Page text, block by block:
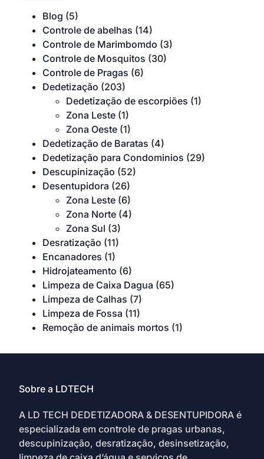
Blog (5)
Controle de abelhas (14)
Controle de Marimbomdo (3)
Controle de Mosquitos (30)
Controle de Pragas (6)
Dedetização (203)
Dedetização de escorpiões (1)
Zona Leste (1)
Zona Oeste (1)
Dedetização de Baratas (4)
Dedetização para Condominios (29)
Descupinização (52)
Desentupidora (26)
Zona Leste (6)
Zona Norte (4)
Zona Sul (3)
Desratização (11)
Encanadores (1)
Hidrojateamento (6)
Limpeza de Caixa Dagua (65)
Limpeza de Calhas (7)
Limpeza de Fossa (11)
Remoção de animais mortos (1)
Sobre a LDTECH
A LD TECH DEDETIZADORA & DESENTUPIDORA é
especializada em controle de pragas urbanas,
descupinização, desratização, desinsetização,